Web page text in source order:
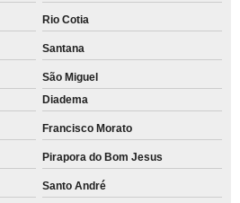
Rio Cotia
Santana
São Miguel
Diadema
Francisco Morato
Pirapora do Bom Jesus
Santo André